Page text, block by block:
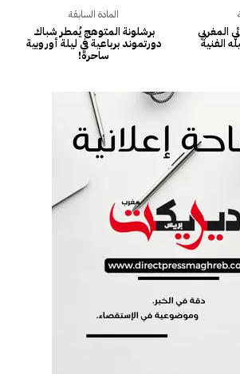
المادة السابقة
برشلونة المتوهج يُمطر شباك
دورتموند برباعية في ليلة أوروبية
ساحرة!
المغربي
الفنية